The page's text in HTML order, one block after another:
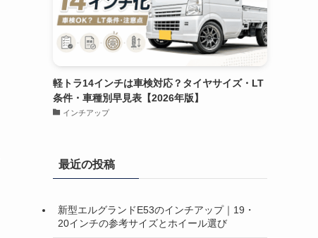
軽トラ14インチは車検対応？タイヤサイズ・LT
条件・車種別早見表【2026年版】
インチアップ
最近の投稿
新型エルグランドE53のインチアップ｜19・
20インチの参考サイズとホイール選び